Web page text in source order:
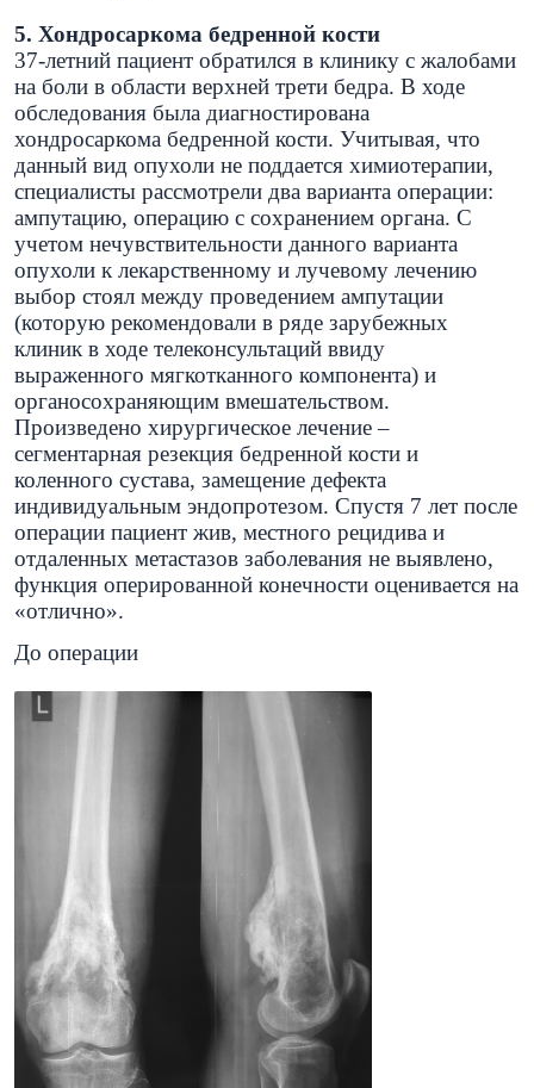
5. Хондросаркома бедренной кости
37-летний пациент обратился в клинику с жалобами
на боли в области верхней трети бедра. В ходе
обследования была диагностирована
хондросаркома бедренной кости. Учитывая, что
данный вид опухоли не поддается химиотерапии,
специалисты рассмотрели два варианта операции:
ампутацию, операцию с сохранением органа. С
учетом нечувствительности данного варианта
опухоли к лекарственному и лучевому лечению
выбор стоял между проведением ампутации
(которую рекомендовали в ряде зарубежных
клиник в ходе телеконсультаций ввиду
выраженного мягкотканного компонента) и
органосохраняющим вмешательством.
Произведено хирургическое лечение –
сегментарная резекция бедренной кости и
коленного сустава, замещение дефекта
индивидуальным эндопротезом. Спустя 7 лет после
операции пациент жив, местного рецидива и
отдаленных метастазов заболевания не выявлено,
функция оперированной конечности оценивается на
«отлично».
До операции